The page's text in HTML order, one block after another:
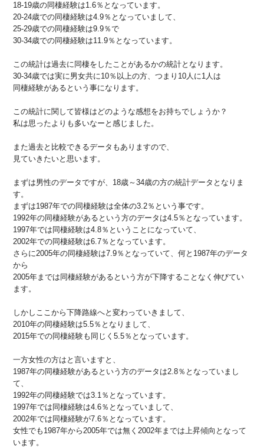
18-19歳の同棲経験は1.6％となっています。
20-24歳での同棲経験は4.9％となっていまして、
25-29歳での同棲経験は9.9％で
30-34歳での同棲経験は11.9％となっています。
この統計は過去に同棲をしたことがあるかの統計となります。
30-34歳では実に男女共に10％以上の方、つまり10人に1人は
同棲経験があるという事になります。
この統計に関して皆様はどのような感想をお持ちでしょうか？
私は思ったよりも多いなーと感じました。
また過去と比較できるデータもありますので、
見ていきたいと思います。
まずは男性のデータですが、18歳～34歳の方の統計データとなりま
す。
まずは1987年での同棲経験は全体の3.2％という事です。
1992年の同棲経験があるという方のデータは4.5％となっています。
1997年では同棲経験は4.8％ということになっていて、
2002年での同棲経験は6.7％となっています。
さらに2005年の同棲経験は7.9％となっていて、何と1987年のデータ
から
2005年までは同棲経験があるという方が下降することなく伸びてい
ます。
しかしここから下降路線へと変わっていきまして、
2010年の同棲経験は5.5％となりまして、
2015年での同棲経験も同じく5.5％となっています。
一方女性の方はと言いますと、
1987年の同棲経験があるという方のデータは2.8％となっていまし
て、
1992年の同棲経験では3.1％となっています。
1997年では同棲経験は4.6％となっていまして、
2002年では同棲経験が7.6％となっています。
女性でも1987年から2005年では無く2002年までは上昇傾向となって
います。